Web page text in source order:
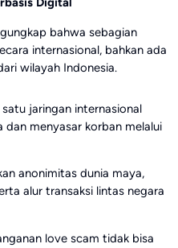
bahwa sebagian
internasional, bahkan ada
wilayah Indonesia.
jaringan internasional
menyasar korban melalui
anonimitas dunia maya,
alur transaksi lintas negara
love scam tidak bisa